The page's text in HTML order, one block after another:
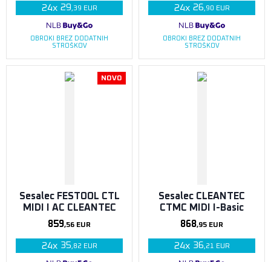
24x 29,39 EUR
OBROKI BREZ DODATNIH
STROŠKOV
24x 26,90 EUR
OBROKI BREZ DODATNIH
STROŠKOV
NOVO
Sesalec FESTOOL CTL
MIDI I AC CLEANTEC
859,56 EUR
24x 35,82 EUR
Sesalec CLEANTEC
CTMC MIDI I-Basic
868,95 EUR
24x 36,21 EUR